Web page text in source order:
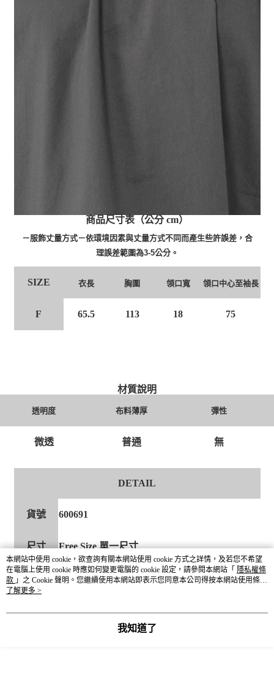
商品尺寸表（公分 cm）
－服飾丈量方式－依環境因素與丈量方式不同而產生些許誤差，合
理誤差範圍為3-5公分。
SIZE 衣長 胸圍 領口寬 領口中心至袖長
F 65.5 113 18 75
材質說明
透明度 布料薄厚 彈性
微透 普通 無
DETAIL
貨號 600691
尺寸 Free Size 單一尺寸
顏色 11米白 / 12淺灰 / 18深灰
蕾絲 棉100%
本網站中使用 cookie，欲查詢有關本網站使用 cookie 方式之詳情，及若您不希望
在電腦上使用 cookie 時應如何變更電腦的 cookie 設定，請參閱本網站「 隱私權條
款 」之 Cookie 聲明。您繼續使用本網站即表示您同意本公司得按本網站使用條款
之 Cookie 聲明使用 cookie。
了解更多 >
我知道了